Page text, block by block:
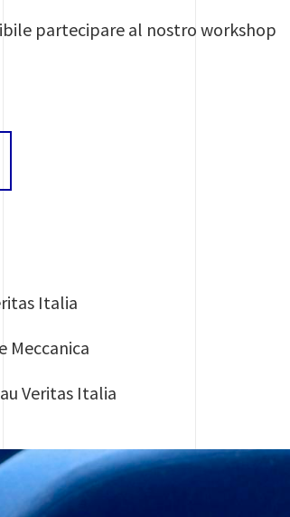
partecipare al nostro workshop
Italia
Meccanica
Veritas Italia